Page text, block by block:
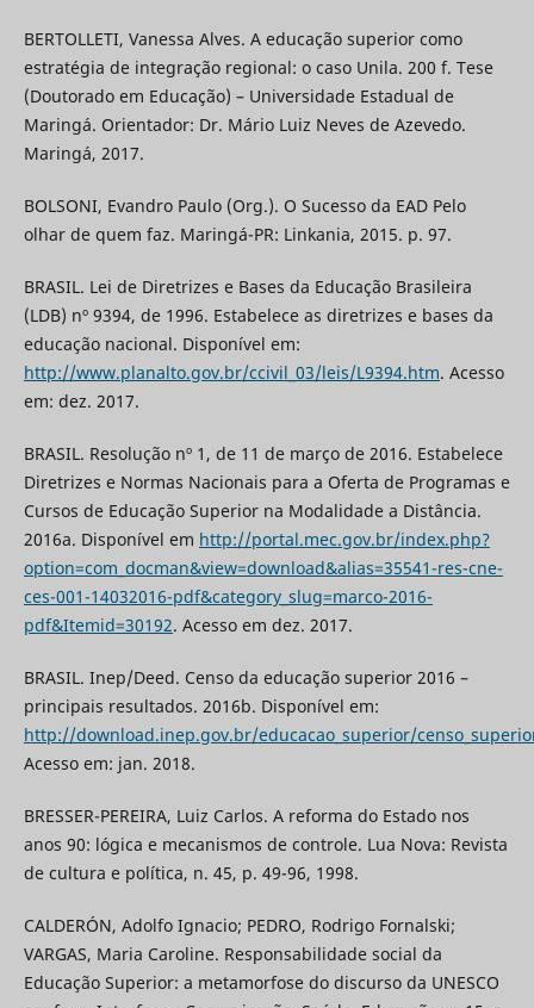
BERTOLLETI, Vanessa Alves. A educação superior como
estratégia de integração regional: o caso Unila. 200 f. Tese
(Doutorado em Educação) – Universidade Estadual de
Maringá. Orientador: Dr. Mário Luiz Neves de Azevedo.
Maringá, 2017.
BOLSONI, Evandro Paulo (Org.). O Sucesso da EAD Pelo
olhar de quem faz. Maringá-PR: Linkania, 2015. p. 97.
BRASIL. Lei de Diretrizes e Bases da Educação Brasileira
(LDB) nº 9394, de 1996. Estabelece as diretrizes e bases da
educação nacional. Disponível em:
http://www.planalto.gov.br/ccivil_03/leis/L9394.htm. Acesso
em: dez. 2017.
BRASIL. Resolução nº 1, de 11 de março de 2016. Estabelece
Diretrizes e Normas Nacionais para a Oferta de Programas e
Cursos de Educação Superior na Modalidade a Distância.
2016a. Disponível em http://portal.mec.gov.br/index.php?
option=com_docman&view=download&alias=35541-res-cne-
ces-001-14032016-pdf&category_slug=marco-2016-
pdf&Itemid=30192. Acesso em dez. 2017.
BRASIL. Inep/Deed. Censo da educação superior 2016 –
principais resultados. 2016b. Disponível em:
http://download.inep.gov.br/educacao_superior/
Acesso em: jan. 2018.
BRESSER-PEREIRA, Luiz Carlos. A reforma do Estado nos
anos 90: lógica e mecanismos de controle. Lua Nova: Revista
de cultura e política, n. 45, p. 49-96, 1998.
CALDERÓN, Adolfo Ignacio; PEDRO, Rodrigo Fornalski;
VARGAS, Maria Caroline. Responsabilidade social da
Educação Superior: a metamorfose do discurso da UNESCO